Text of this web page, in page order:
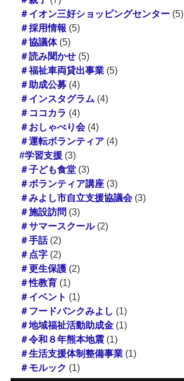
＃イオン三好ショッピングセンター(5)
＃採用情報 (5)
＃協議体(5)
＃読み聞かせ(5)
＃福祉車両貸出事業(5)
＃助成公募(4)
＃インスタグラム (4)
＃ココカラ (4)
＃おしゃべり会(4)
＃運転ボランティア(4)
#学習支援(3)
＃子ども食堂(3)
＃ボランティア講座(3)
＃みよし市自立支援協議会(3)
＃施設訪問 (3)
＃サマースクール(2)
＃手話(2)
＃点字(2)
＃更生保護(2)
＃性教育(1)
＃イベント (1)
＃フードバンクみよし (1)
＃地域福祉活動助成金(1)
＃令和８年熊本地震(1)
＃生活支援体制整備事業(1)
＃モルック (1)